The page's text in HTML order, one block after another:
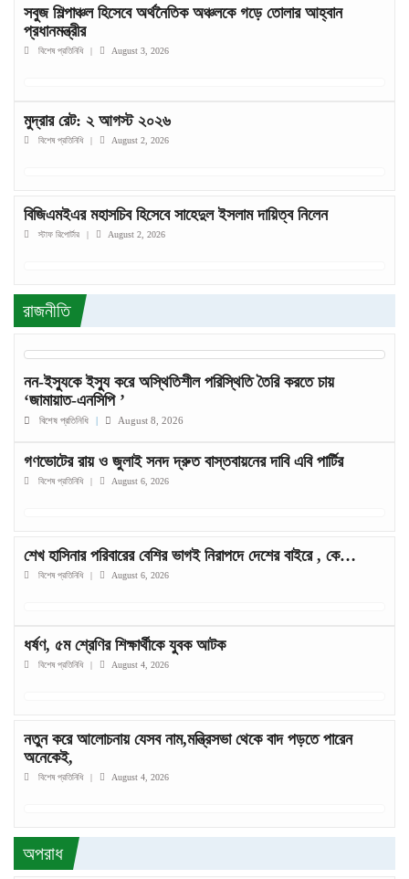
সবুজ শিল্পাঞ্চল হিসেবে অর্থনৈতিক অঞ্চলকে গড়ে তোলার আহ্বান
প্রধানমন্ত্রীর
বিশেষ প্রতিনিধি | August 3, 2026
মুদ্রার রেট: ২ আগস্ট ২০২৬
বিশেষ প্রতিনিধি | August 2, 2026
বিজিএমইএর মহাসচিব হিসেবে সাহেদুল ইসলাম দায়িত্ব নিলেন
স্টাফ রিপোর্টার | August 2, 2026
রাজনীতি
নন-ইস্যুকে ইস্যু করে অস্থিতিশীল পরিস্থিতি তৈরি করতে চায়
‘জামায়াত-এনসিপি ’
বিশেষ প্রতিনিধি | August 8, 2026
গণভোটের রায় ও জুলাই সনদ দ্রুত বাস্তবায়নের দাবি এবি পার্টির
বিশেষ প্রতিনিধি | August 6, 2026
শেখ হাসিনার পরিবারের বেশির ভাগই নিরাপদে দেশের বাইরে , কে…
বিশেষ প্রতিনিধি | August 6, 2026
ধর্ষণ, ৫ম শ্রেণির শিক্ষার্থীকে যুবক আটক
বিশেষ প্রতিনিধি | August 4, 2026
নতুন করে আলোচনায় যেসব নাম,মন্ত্রিসভা থেকে বাদ পড়তে পারেন
অনেকেই,
বিশেষ প্রতিনিধি | August 4, 2026
অপরাধ